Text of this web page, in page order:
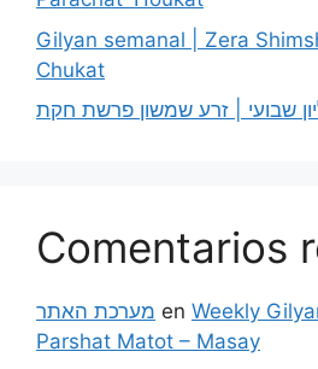
Gilyan semanal | Zera
Chukat
שבועי | זרע שמשון פרשת חקת
Comentarios
מערכת האתר en Weekly
Parshat Matot – Masay